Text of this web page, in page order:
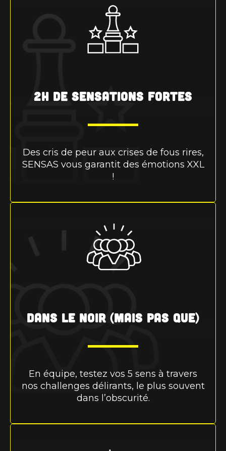
2h de sensations fortes
Des cris de peur aux crises de fous rires,
SENSAS vous garantit des émotions XXL
!
Dans le noir (mais pas que)
En équipe, testez vos 5 sens à travers
nos challenges délirants, le plus souvent
dans l’obscurité.